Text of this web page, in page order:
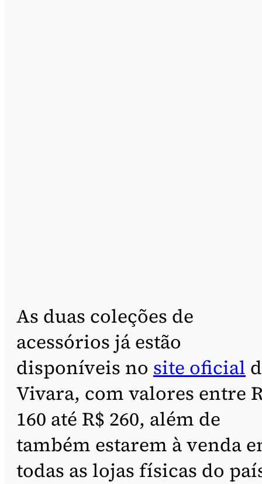
As duas coleções de
acessórios já estão
disponíveis no site oficial
Vivara, com valores entre
160 até R$ 260, além de
também estarem à venda
todas as lojas físicas do